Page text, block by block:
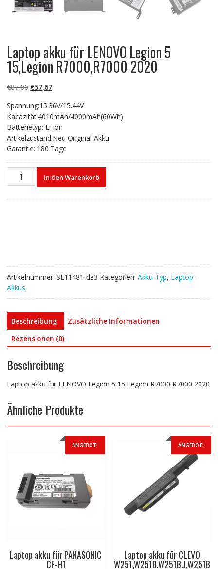
Laptop akku für LENOVO Legion 5
15,Legion R7000,R7000 2020
€87,00 Ursprünglicher
war:
€87,00
€57,67Aktueller
ist:
€57,67.
Spannung:15.36V/15.44V
Kapazität:4010mAh/4000mAh(60Wh)
Batterietyp: Li-ion
Artikelzustand:Neu Original-Akku
Garantie: 180 Tage
Laptop
Menge
In den Warenkorb
Artikelnummer: SL11481-de3 Kategorien: Akku-Typ, Laptop-
Akkus
Beschreibung
Zusätzliche Informationen
Rezensionen (0)
Beschreibung
Laptop akku für LENOVO Legion 5 15,Legion R7000,R7000 2020
Ähnliche Produkte
ANGEBOT!
Laptop akku für PANASONIC
CF-H1
ANGEBOT!
Laptop akku für CLEVO
W251,W251B,W251BU,W251B